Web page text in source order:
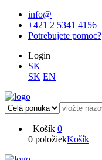
info@
+421 2 5341 4156
Potrebujete pomoc?
Login
SK
SK EN
Košík 0
0 položiekKošík